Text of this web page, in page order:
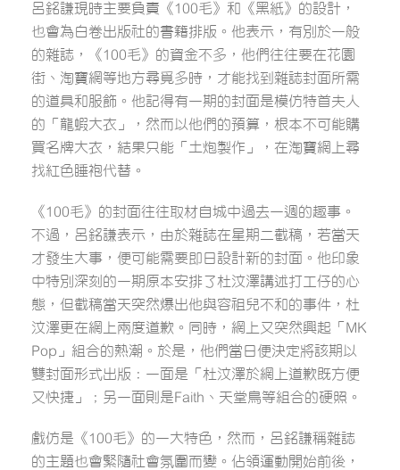
呂銘謙現時主要負責《100毛》和《黑紙》的設計，
也會為白卷出版社的書籍排版。他表示，有別於一般
的雜誌，《100毛》的資金不多，他們往往要在花園
街、淘寶網等地方尋覓多時，才能找到雜誌封面所需
的道具和服飾。他記得有一期的封面是模仿特首夫人
的「龍蝦大衣」，然而以他們的預算，根本不可能購
買名牌大衣，結果只能「土炮製作」，在淘寶網上尋
找紅色睡袍代替。
《100毛》的封面往往取材自城中過去一週的趣事。
不過，呂銘謙表示，由於雜誌在星期二截稿，若當天
才發生大事，便可能需要即日設計新的封面。他印象
中特別深刻的一期原本安排了杜汶澤講述打工仔的心
態，但截稿當天突然爆出他與容祖兒不和的事件，杜
汶澤更在網上兩度道歉。同時，網上又突然興起「MK
Pop」組合的熱潮。於是，他們當日便決定將該期以
雙封面形式出版：一面是「杜汶澤於網上道歉既方便
又快捷」；另一面則是Faith、天堂鳥等組合的硬照。
戲仿是《100毛》的一大特色，然而，呂銘謙稱雜誌
的主題也會緊隨社會氛圍而變。佔領運動開始前後，